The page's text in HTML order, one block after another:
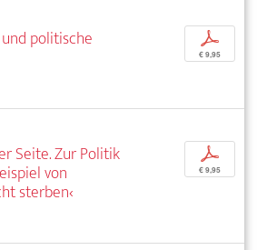
politische
p
€ 9,95
Seite. Zur Politik
von
sterben‹
p
€ 9,95